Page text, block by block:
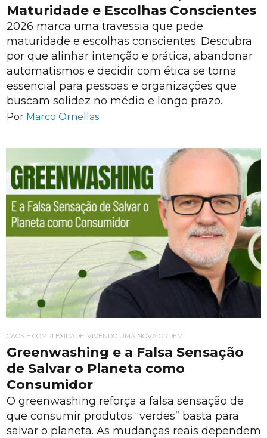
Maturidade e Escolhas Conscientes
2026 marca uma travessia que pede
maturidade e escolhas conscientes. Descubra
por que alinhar intenção e prática, abandonar
automatismos e decidir com ética se torna
essencial para pessoas e organizações que
buscam solidez no médio e longo prazo.
Por Marco Ornellas
CAOS E COMPLEXIDADE: VIVENDO UMA NOVA ORDEM
Greenwashing e a Falsa Sensação
de Salvar o Planeta como
Consumidor
O greenwashing reforça a falsa sensação de
que consumir produtos “verdes” basta para
salvar o planeta. As mudanças reais dependem